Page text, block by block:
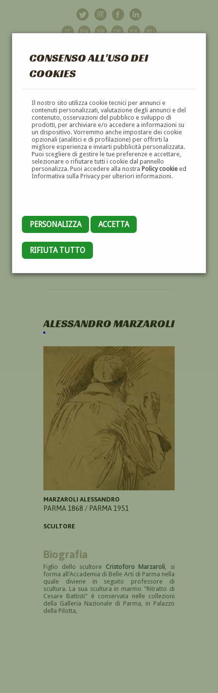
CONSENSO ALL'USO DEI
COOKIES
Il nostro sito utilizza cookie tecnici per annunci e
contenuti personalizzati, valutazione degli annunci e del
contenuto, osservazioni del pubblico e sviluppo di
prodotti, per archiviare e/o accedere a informazioni su
un dispositivo. Vorremmo anche impostare dei cookie
opzionali (analitici e di profilazione) per offrirti la
migliore esperienza e inviarti pubblicità personalizzata.
Puoi scegliere di gestire le tue preferenze e accettare,
selezionare o rifiutare tutti i cookie dal pannello
personalizza. Puoi accedere alla nostra Policy cookieed
Informativa sulla Privacy per ulteriori informazioni.
PERSONALIZZA ACCETTA
RIFIUTA TUTTO
GALLERIAD'ARTE
DIPINTI E SCULTURE '800 E '900
ALESSANDRO MARZAROLI
MARZAROLI ALESSANDRO
PARMA 1868 / PARMA 1951
SCULTORE
Biografia
Figlio dello scultore Cristoforo Marzaroli, si
forma all'Accademia di Belle Arti di Parma nella
quale diviene in seguito professore di
scultura. La sua scultura in marmo "Ritratto di
Cesare Battisti" è conservata nelle collezioni
della Galleria Nazionale di Parma, in Palazzo
della Pilotta,